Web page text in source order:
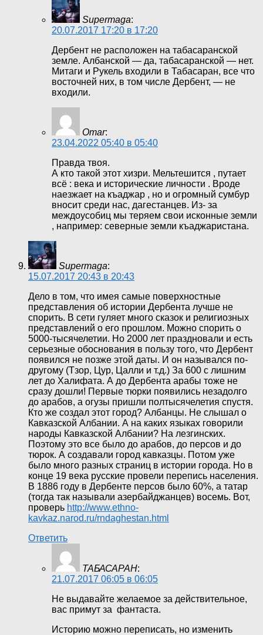
Supermaga:
20.07.2017 17:20 в 17:20
Дербент не расположен на табасаранской
земле. Албанской — да, табасаранской — нет.
Митаги и Рукель входили в Табасаран, все что
восточней них, в том числе Дербент, — не
входили.
Omar:
23.04.2022 05:40 в 05:40
Правда твоя.
А кто такой этот хизри. Мельтешится , путает
всё : века и исторические личности . Вроде
наезжает на къаджар , но и огромный сумбур
вносит среди нас, дагестанцев. Из- за
междоусобиц мы теряем свои исконные земли
, например: северные земли къаджаристана.
Supermaga:
15.07.2017 20:43 в 20:43
Дело в том, что имея самые поверхностные
представления об истории Дербента лучше не
спорить. В сети гуляет много сказок и религиозных
представлений о его прошлом. Можно спорить о
5000-тысячелетии. Но 2000 лет праздновали и есть
серьезные обоснования в пользу того, что Дербент
появился не позже этой даты. И он назывался по-
другому (Тзор, Цур, Цалли и т.д.) За 600 с лишним
лет до Халифата. А до Дербента арабы тоже не
сразу дошли! Первые тюрки появились незадолго
до арабов, а огузы пришли полтысячелетия спустя.
Кто же создал этот город? Албанцы. Не слышал о
Кавказской Албании. А на каких языках говорили
народы Кавказской Албании? На лезгинских.
Поэтому это все было до арабов, до персов и до
тюрок. А создавали город кавказцы. Потом уже
было много разных страниц в истории города. Но в
конце 19 века русские провели перепись населения.
В 1886 году в Дербенте персов было 60%, а татар
(тогда так называли азербайджанцев) восемь. Вот,
проверь http://www.ethno-
kavkaz.narod.ru/rndaghestan.html
Ответить
ТАБАСАРАН:
21.07.2017 06:05 в 06:05
Не выдавайте желаемое за действительное,
вас примут за фантаста.
Историю можно переписать, но изменить